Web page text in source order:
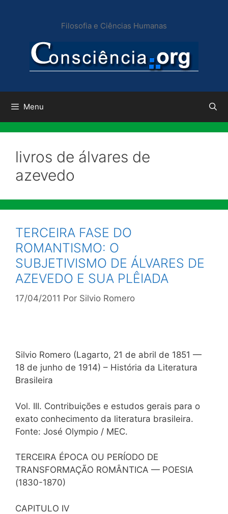
conteúdo
Filosofia e Ciências Humanas
Menu
livros de álvares de
azevedo
TERCEIRA FASE DO
ROMANTISMO: O
SUBJETIVISMO DE ÁLVARES DE
AZEVEDO E SUA PLÊIADA
17/04/2011 Por Silvio Romero
Silvio Romero (Lagarto, 21 de abril de 1851 —
18 de junho de 1914) – História da Literatura
Brasileira
Vol. III. Contribuições e estudos gerais para o
exato conhecimento da literatura brasileira.
Fonte: José Olympio / MEC.
TERCEIRA ÉPOCA OU PERÍODO DE
TRANSFORMAÇÃO ROMÂNTICA — POESIA
(1830-1870)
CAPITULO IV